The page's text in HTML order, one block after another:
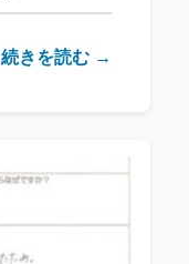
続きを読む →